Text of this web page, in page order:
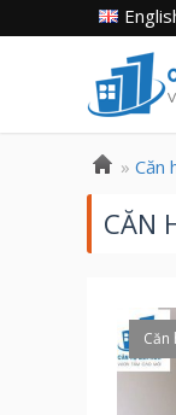
» Căn
CĂN
Căn